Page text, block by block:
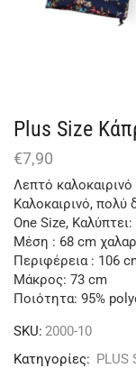
Plus Size
€7,90
Λεπτό
Καλοκαιρινό, πολύ
One Size, Καλύπτει:
Μέση : 68 cm
Περιφέρεια : 106
Μάκρος: 73 cm
Ποιότητα: 95%
SKU: 2000-10
Κατηγορίες: